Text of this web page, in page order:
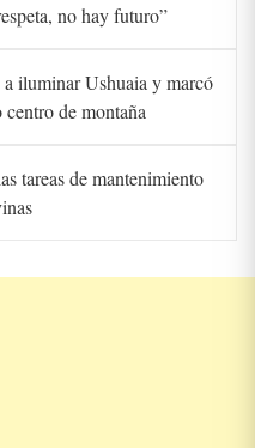
no hay futuro”
iluminar Ushuaia y marcó
de montaña
tareas de mantenimiento